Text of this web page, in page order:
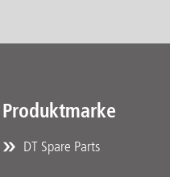
Produktmarke
DT Spare Parts